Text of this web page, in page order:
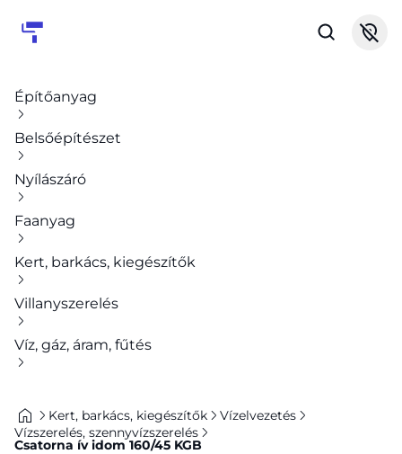
Építőanyag
Belsőépítészet
Nyílászáró
Faanyag
Kert, barkács, kiegészítők
Villanyszerelés
Víz, gáz, áram, fűtés
Kert, barkács, kiegészítők
Vízelvezetés
Vízszerelés, szennyvízszerelés
Csatorna ív idom 160/45 KGB